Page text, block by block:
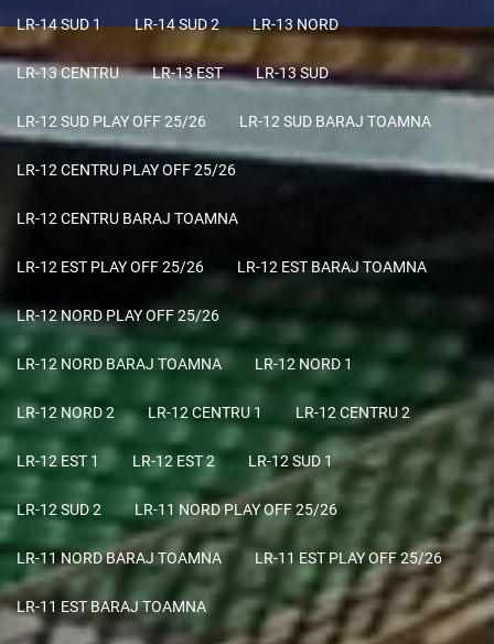
LR-14 SUD 1 LR-14 SUD 2 LR-13 NORD
LR-13 CENTRU LR-13 EST LR-13 SUD
LR-12 SUD PLAY OFF 25/26 LR-12 SUD BARAJ TOAMNA
LR-12 CENTRU PLAY OFF 25/26
LR-12 CENTRU BARAJ TOAMNA
LR-12 EST PLAY OFF 25/26 LR-12 EST BARAJ TOAMNA
LR-12 NORD PLAY OFF 25/26
LR-12 NORD BARAJ TOAMNA LR-12 NORD 1
LR-12 NORD 2 LR-12 CENTRU 1 LR-12 CENTRU 2
LR-12 EST 1 LR-12 EST 2 LR-12 SUD 1
LR-12 SUD 2 LR-11 NORD PLAY OFF 25/26
LR-11 NORD BARAJ TOAMNA LR-11 EST PLAY OFF 25/26
LR-11 EST BARAJ TOAMNA